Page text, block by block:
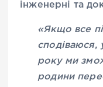
інженерні та
«Якщо все
сподіваюся,
року ми
родини